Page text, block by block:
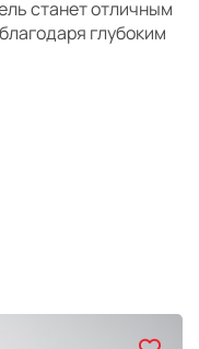
станет отличным
глубоким